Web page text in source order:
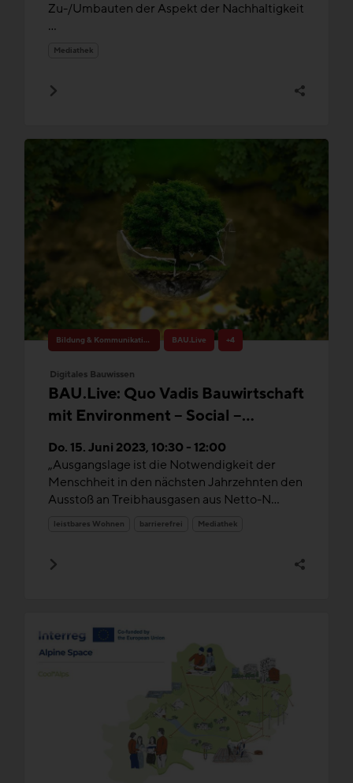
Zu-/Umbauten der Aspekt der Nachhaltigkeit
...
Mediathek
Bildung & Kommunikation BAU.Live +4
Digitales Bauwissen
BAU.Live: Quo Vadis Bauwirtschaft
mit Environment – Social –
Governance (ESG) & Taxonomie
Do. 15. Juni 2023, 10:30 - 12:00
„Ausgangslage ist die Notwendigkeit der
Menschheit in den nächsten Jahrzehnten den
Ausstoß an Treibhausgasen aus Netto-N...
leistbares Wohnen barrierefrei Mediathek